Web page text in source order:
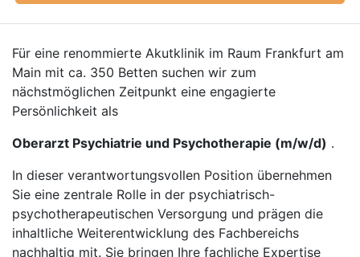
Für eine renommierte Akutklinik im Raum Frankfurt am
Main mit ca. 350 Betten suchen wir zum
nächstmöglichen Zeitpunkt eine engagierte
Persönlichkeit als
Oberarzt Psychiatrie und Psychotherapie (m/w/d) .
In dieser verantwortungsvollen Position übernehmen
Sie eine zentrale Rolle in der psychiatrisch-
psychotherapeutischen Versorgung und prägen die
inhaltliche Weiterentwicklung des Fachbereichs
nachhaltig mit. Sie bringen Ihre fachliche Expertise